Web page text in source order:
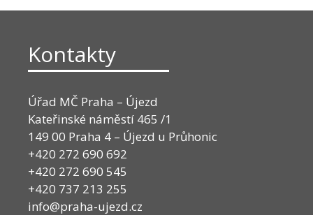
Kontakty
Úřad MČ Praha – Újezd
Kateřinské náměstí 465 /1
149 00 Praha 4 – Újezd u Průhonic
+420 272 690 692
+420 272 690 545
+420 737 213 255
info@praha-ujezd.cz